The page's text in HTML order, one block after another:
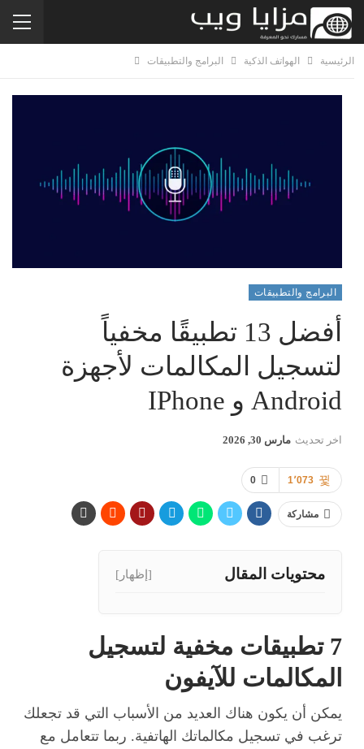
الرئيسية الهواتف الذكية البرامج والتطبيقات
البرامج والتطبيقات
أفضل 13 تطبيقًا مخفياً
لتسجيل المكالمات لأجهزة
Android و IPhone
اخر تحديث مارس 30, 2026
0 1٬073
مشاركة
محتويات المقال [إظهار]
7 تطبيقات مخفية لتسجيل
المكالمات للآيفون
يمكن أن يكون هناك العديد من الأسباب التي قد تجعلك
ترغب في تسجيل مكالماتك الهاتفية. ربما تتعامل مع